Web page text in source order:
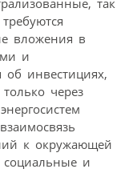
так
вложения в
и
инвестициях,
через
к окружающей
и